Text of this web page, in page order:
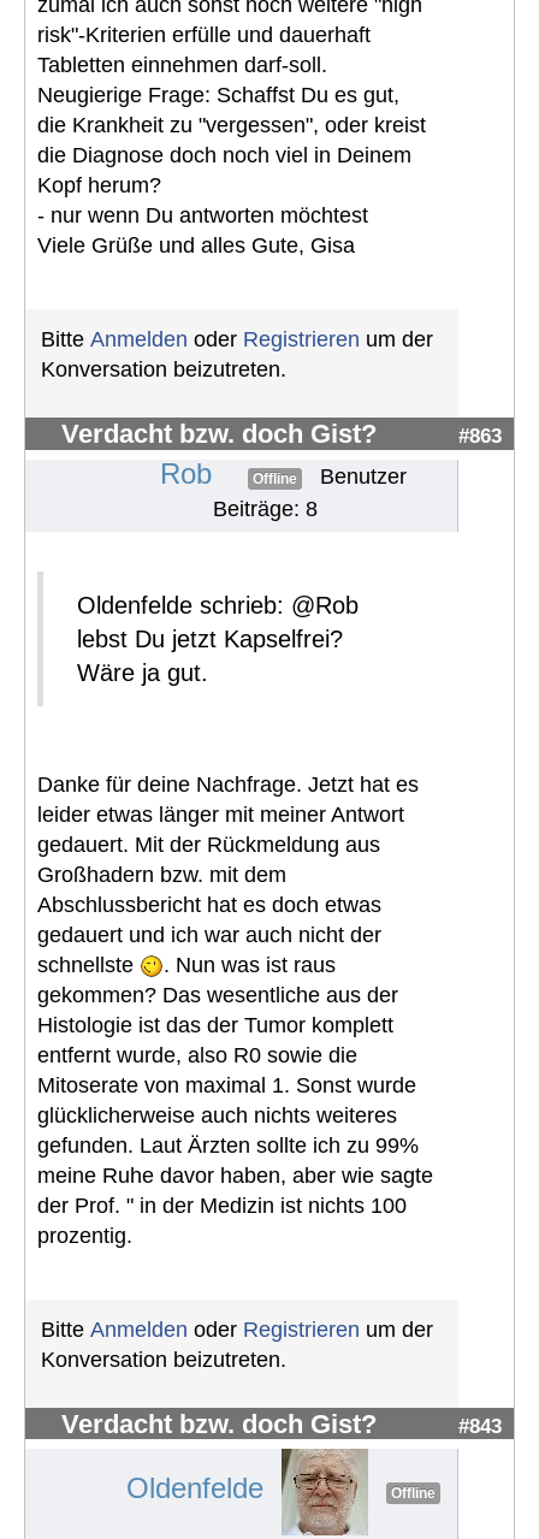
zumal ich auch sonst noch weitere "high
risk"-Kriterien erfülle und dauerhaft
Tabletten einnehmen darf-soll.
Neugierige Frage: Schaffst Du es gut,
die Krankheit zu "vergessen", oder kreist
die Diagnose doch noch viel in Deinem
Kopf herum?
- nur wenn Du antworten möchtest
Viele Grüße und alles Gute, Gisa
Bitte Anmelden oder Registrieren um der
Konversation beizutreten.
Verdacht bzw. doch Gist? #863
Rob Offline
Benutzer
Beiträge: 8
Oldenfelde schrieb: @Rob
lebst Du jetzt Kapselfrei?
Wäre ja gut.
Danke für deine Nachfrage. Jetzt hat es
leider etwas länger mit meiner Antwort
gedauert. Mit der Rückmeldung aus
Großhadern bzw. mit dem
Abschlussbericht hat es doch etwas
gedauert und ich war auch nicht der
schnellste
. Nun was ist raus
gekommen? Das wesentliche aus der
Histologie ist das der Tumor komplett
entfernt wurde, also R0 sowie die
Mitoserate von maximal 1. Sonst wurde
glücklicherweise auch nichts weiteres
gefunden. Laut Ärzten sollte ich zu 99%
meine Ruhe davor haben, aber wie sagte
der Prof. " in der Medizin ist nichts 100
prozentig.
Bitte Anmelden oder Registrieren um der
Konversation beizutreten.
Verdacht bzw. doch Gist? #843
Oldenfelde Offline